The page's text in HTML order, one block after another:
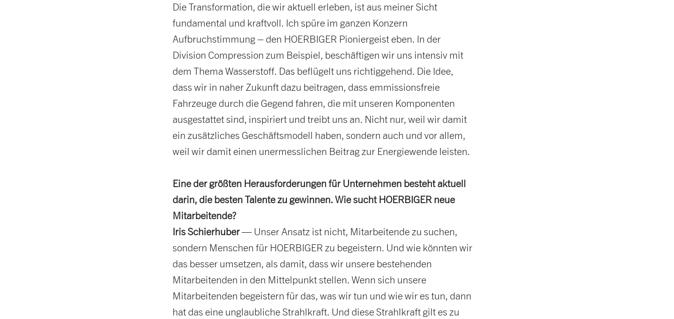
Die Transformation, die wir aktuell erleben, ist aus meiner Sicht
fundamental und kraftvoll. Ich spüre im ganzen Konzern
Aufbruchstimmung – den HOERBIGER Pioniergeist eben. In der
Division Compression zum Beispiel, beschäftigen wir uns intensiv mit
dem Thema Wasserstoff. Das beflügelt uns richtiggehend. Die Idee,
dass wir in naher Zukunft dazu beitragen, dass emmissionsfreie
Fahrzeuge durch die Gegend fahren, die mit unseren Komponenten
ausgestattet sind, inspiriert und treibt uns an. Nicht nur, weil wir damit
ein zusätzliches Geschäftsmodell haben, sondern auch und vor allem,
weil wir damit einen unermesslichen Beitrag zur Energiewende leisten.
Eine der größten Herausforderungen für Unternehmen besteht aktuell
darin, die besten Talente zu gewinnen. Wie sucht HOERBIGER neue
Mitarbeitende?
Iris Schierhuber— Unser Ansatz ist nicht, Mitarbeitende zu suchen,
sondern Menschen für HOERBIGER zu begeistern. Und wie könnten wir
das besser umsetzen, als damit, dass wir unsere bestehenden
Mitarbeitenden in den Mittelpunkt stellen. Wenn sich unsere
Mitarbeitenden begeistern für das, was wir tun und wie wir es tun, dann
hat das eine unglaubliche Strahlkraft. Und diese Strahlkraft gilt es zu